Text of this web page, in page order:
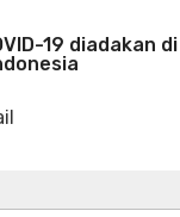
19 diadakan